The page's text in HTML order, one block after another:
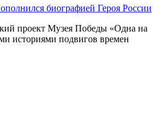
биографией Героя России
проект Музея Победы «Одна на
историями подвигов времен